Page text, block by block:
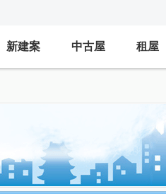
新建案 中古屋 租屋